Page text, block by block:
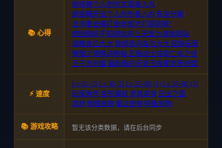
📚 心得
欲投稿个人创作文章者入内
欲投稿开设个人创作者入内 有关分解
法书要去哪打舍牟怪才打得到呀?
想回锅却不知道如何上天堂ㄉ游戏网站
请教各位大大我想请问各位大大 回锅玩家
傲慢之塔移动卷轴 正服战士技能亡命之徒
王子怎创盟 最新版的天堂王族要怎麽创盟
⚡ 速度
Lv.01-15Lv.30-52Lv.55-80 (1) Lv.55-80 (2)
玩家角色 变形魔杖道具变身 日出之国
其他物理宠物 魔法宠物特殊宠物
📚 游戏攻略 暂无该分类数据，请在后台同步